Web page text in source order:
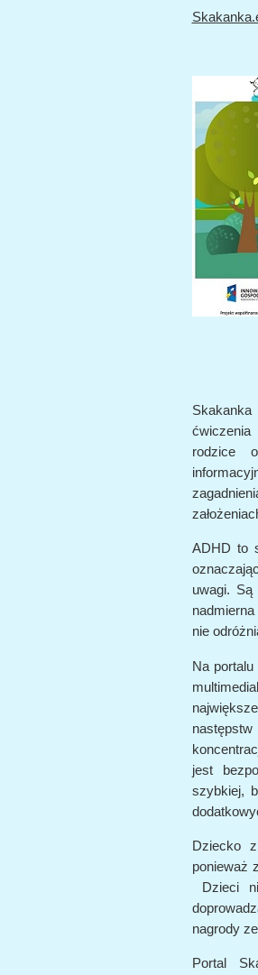
rodzice
ADHD to
uwagi.
nie
Na
jest
szybkiej,
Dziecko
ponieważ
Dzieci
nagrody
Portal